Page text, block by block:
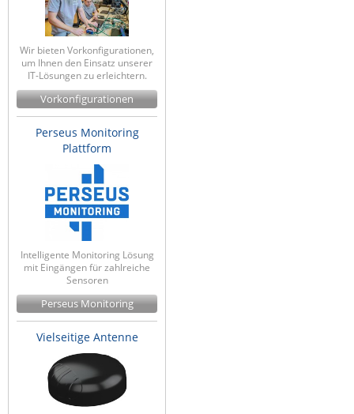
Wir bieten Vorkonfigurationen,
um Ihnen den Einsatz unserer
IT-Lösungen zu erleichtern.
Vorkonfigurationen
Perseus Monitoring
Plattform
Intelligente Monitoring Lösung
mit Eingängen für zahlreiche
Sensoren
Perseus Monitoring
Vielseitige Antenne